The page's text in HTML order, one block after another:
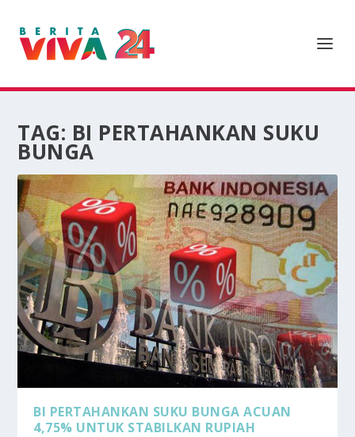
TAG: BI PERTAHANKAN SUKU
BUNGA
BI PERTAHANKAN SUKU BUNGA ACUAN
4,75% UNTUK STABILKAN RUPIAH